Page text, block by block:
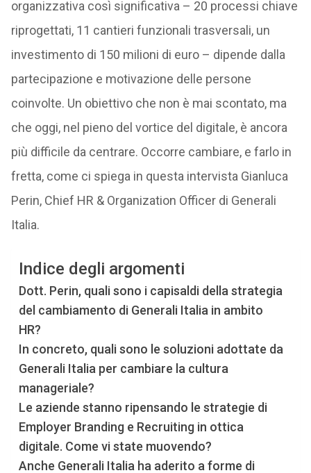
organizzativa così significativa – 20 processi chiave
riprogettati, 11 cantieri funzionali trasversali, un
investimento di 150 milioni di euro – dipende dalla
partecipazione e motivazione delle persone
coinvolte. Un obiettivo che non è mai scontato, ma
che oggi, nel pieno del vortice del digitale, è ancora
più difficile da centrare. Occorre cambiare, e farlo in
fretta, come ci spiega in questa intervista Gianluca
Perin, Chief HR & Organization Officer di Generali
Italia.
Indice degli argomenti
Dott. Perin, quali sono i capisaldi della strategia
del cambiamento di Generali Italia in ambito
HR?
In concreto, quali sono le soluzioni adottate da
Generali Italia per cambiare la cultura
manageriale?
Le aziende stanno ripensando le strategie di
Employer Branding e Recruiting in ottica
digitale. Come vi state muovendo?
Anche Generali Italia ha aderito a forme di